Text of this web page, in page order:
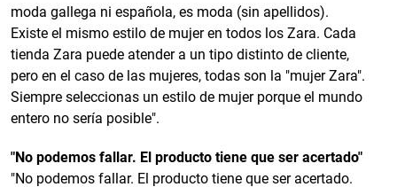
moda gallega ni española, es moda (sin apellidos).
Existe el mismo estilo de mujer en todos los Zara. Cada
tienda Zara puede atender a un tipo distinto de cliente,
pero en el caso de las mujeres, todas son la "mujer Zara".
Siempre seleccionas un estilo de mujer porque el mundo
entero no sería posible".
"No podemos fallar. El producto tiene que ser acertado"
"No podemos fallar. El producto tiene que ser acertado.